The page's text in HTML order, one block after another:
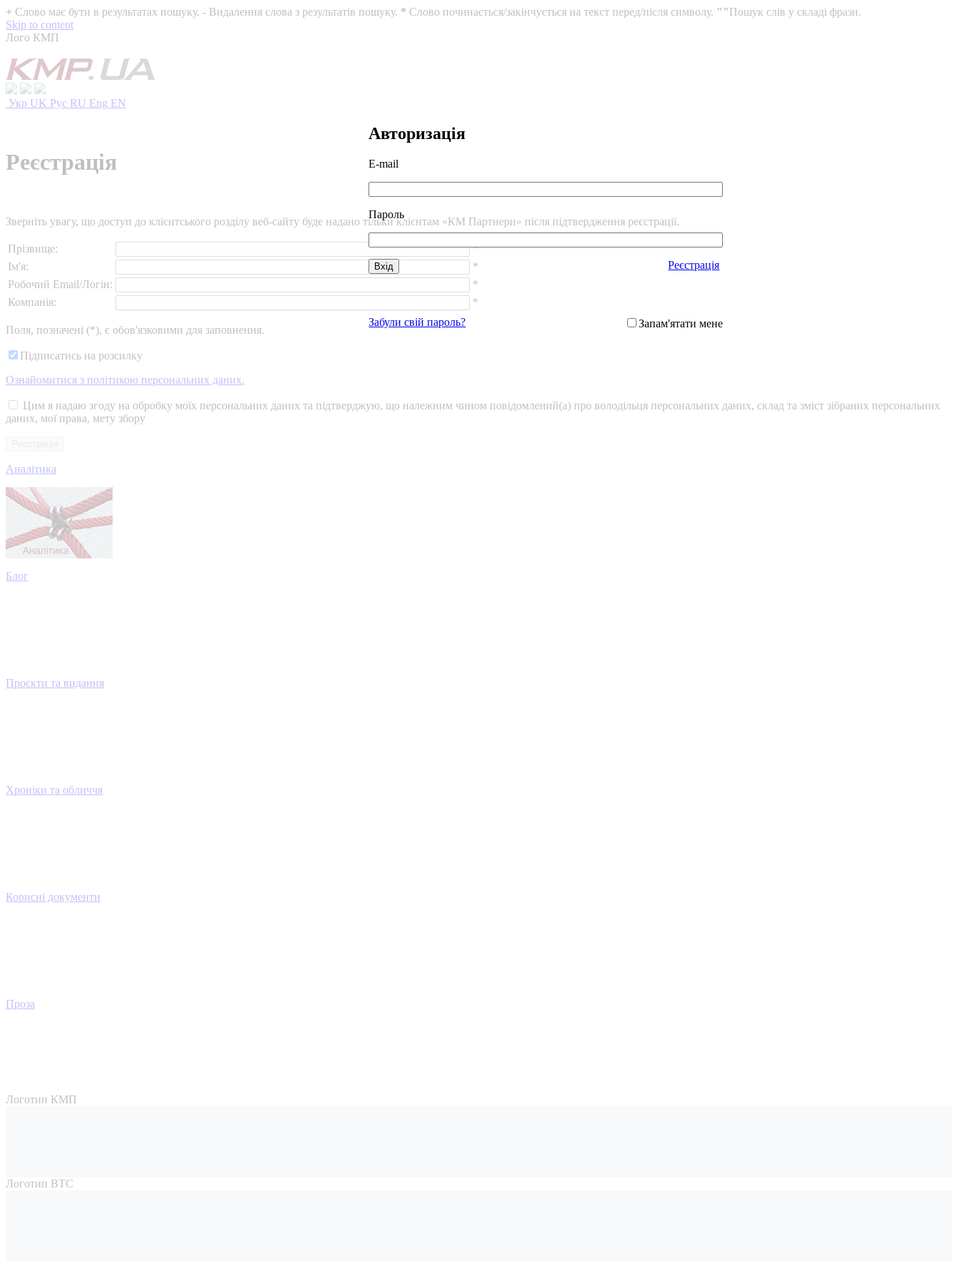
+ Слово має бути в результатах пошуку. - Видалення слова з результатів пошуку. * Слово починається/закінчується на текст перед/після символу. ""Пошук слів у складі фрази.
Skip to content
Лого КМП
Укр UK Рус RU Eng EN
Авторизація
E-mail
Пароль
Реєстрація
Забули свій пароль? Запам'ятати мене
Реєстрація
Зверніть увагу, що доступ до клієнтського розділу веб-сайту буде надано тільки клієнтам «КМ Партнери» після підтвердження реєстрації.
Прізвище:
*
Ім'я:
*
Робочий Email/Логін:
*
Компанія:
*
Поля, позначені (*), є обов'язковими для заповнення.
Підписатись на розсилку
Ознайомитися з політикою персональних даних.
Цим я надаю згоду на обробку моїх персональних даних та підтверджую, що належним чином повідомлений(а) про володільця персональних даних, склад та зміст зібраних персональних
даних, мої права, мету збору
Аналітика
Блог
Проєкти та видання
Хроніки та обличчя
Корисні документи
Проза
Логотип КМП
Логотип ВТС